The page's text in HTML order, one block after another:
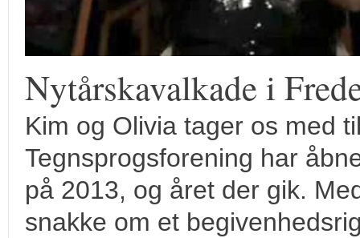
Nytårskavalkade i
Kim og Olivia tager os med
Tegnsprogsforening har
på 2013, og året der gik.
snakke om et